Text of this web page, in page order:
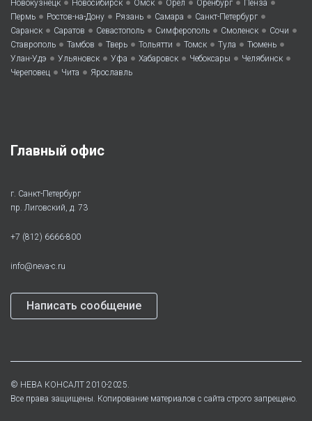
Новокузнецк Новосибирск Омск Орел Оренбург Пенза
Пермь • Ростов-на-Дону • Рязань • Самара • Санкт-Петербург •
Саранск • Саратов • Севастополь • Симферополь • Смоленск • Сочи •
Ставрополь • Тамбов • Тверь • Тольятти • Томск • Тула • Тюмень •
Улан-Удэ • Ульяновск • Уфа • Хабаровск • Чебоксары • Челябинск •
Череповец • Чита • Ярославль
Главный офис
г. Санкт-Петербург
пр. Лиговский, д. 73
+7 (812) 6666-800
info@neva-c.ru
Написать сообщение
© НЕВА КОНСАЛТ 2010-2025.
Все права защищены. Копирование материалов с сайта строго запрещено.